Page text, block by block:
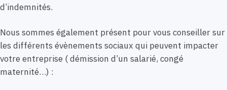
d’indemnités.
Nous sommes également présent pour vous conseiller sur
les différents évènements sociaux qui peuvent impacter
votre entreprise ( démission d’un salarié, congé
maternité…) :